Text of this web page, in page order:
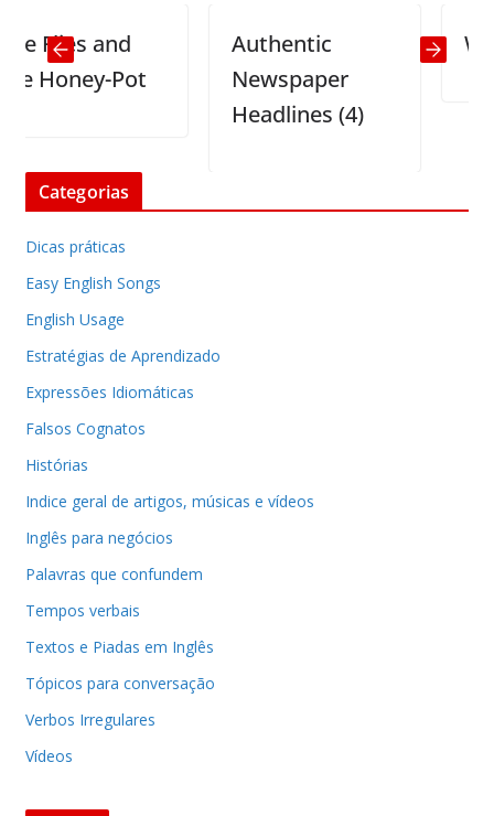
Flies and
Pot
Authentic
Newspaper
Headlines (4)
Categorias
Dicas práticas
Easy English Songs
English Usage
Estratégias de Aprendizado
Expressões Idiomáticas
Falsos Cognatos
Histórias
Indice geral de artigos, músicas e vídeos
Inglês para negócios
Palavras que confundem
Tempos verbais
Textos e Piadas em Inglês
Tópicos para conversação
Verbos Irregulares
Vídeos